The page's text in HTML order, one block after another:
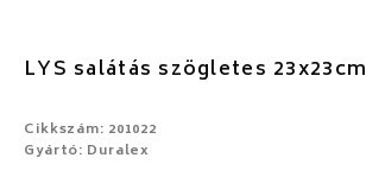
LYS salátás szögletes 23x23cm
Cikkszám: 201022
Gyártó: Duralex